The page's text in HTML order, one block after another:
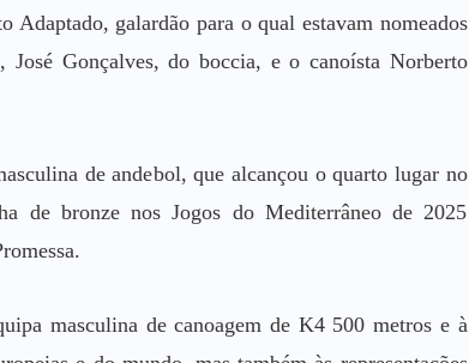
Adaptado, galardão para o qual estavam nomeados
Gonçalves, do boccia, e o canoísta Norberto
de andebol, que alcançou o quarto lugar no
de bronze nos Jogos do Mediterrâneo de 2025
masculina de canoagem de K4 500 metros e à